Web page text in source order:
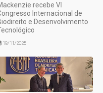
recebe VI
Internacional de
e Desenvolvimento
19/11/2025